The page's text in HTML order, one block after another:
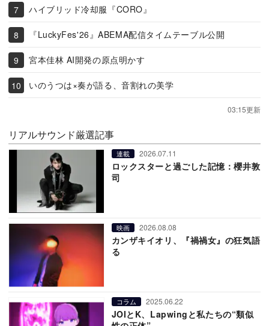
ハイブリッド冷却服『CORO』
『LuckyFes'26』ABEMA配信タイムテーブル公開
宮本佳林 AI開発の原点明かす
いのうつは×奏が語る、音割れの美学
03:15更新
リアルサウンド厳選記事
連載 2026.07.11
ロックスターと過ごした記憶：櫻井敦
司
映画 2026.08.08
カンザキイオリ、『禍禍女』の狂気語
る
コラム 2025.06.22
JOIとK、Lapwingと私たちの“類似